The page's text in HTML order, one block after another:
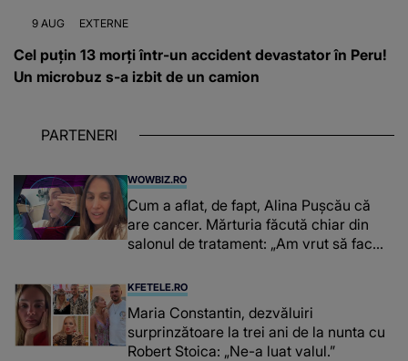
9 AUG EXTERNE
Cel puțin 13 morți într-un accident devastator în Peru!
Un microbuz s-a izbit de un camion
PARTENERI
WOWBIZ.RO
Cum a aflat, de fapt, Alina Pușcău că
are cancer. Mărturia făcută chiar din
salonul de tratament: „Am vrut să fac
înțepe sânul”
KFETELE.RO
Maria Constantin, dezvăluiri
surprinzătoare la trei ani de la nunta cu
Robert Stoica: „Ne-a luat valul.”